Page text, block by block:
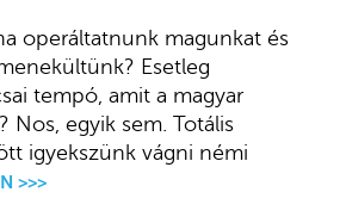
operáltatnunk magunkat és
Esetleg
tempó, amit a magyar
Nos, egyik sem. Totális
igyekszünk vágni némi
>>>